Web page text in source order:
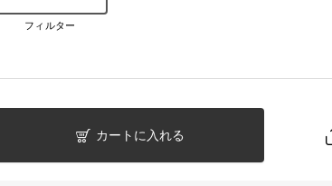
フィルター
カートに入れる